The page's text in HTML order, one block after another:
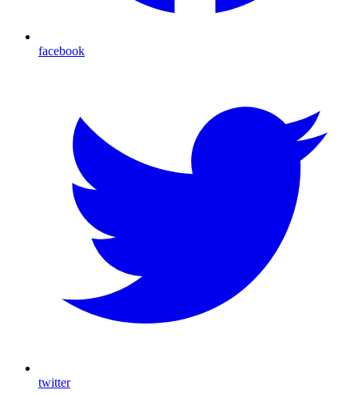
facebook
twitter